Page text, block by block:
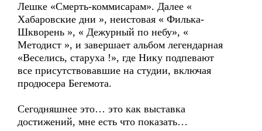
Лешке «Смерть-коммисарам». Далее «
Хабаровские дни », неистовая « Филька-
Шкворень », « Дежурный по небу», «
Методист », и завершает альбом легендарная
«Веселись, старуха !», где Нику подпевают
все присутствовавшие на студии, включая
продюсера Бегемота.
Сегодняшнее это… это как выставка
достижений, мне есть что показать…